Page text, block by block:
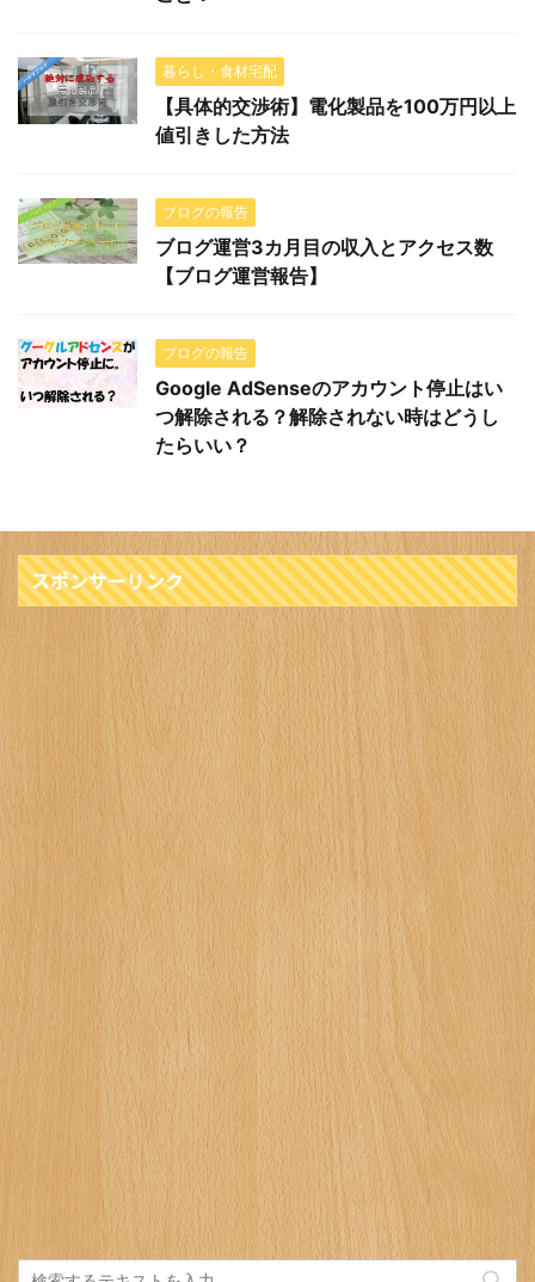
暮らし・食材宅配
【具体的交渉術】電化製品を100万円以上
値引きした方法
ブログの報告
ブログ運営3カ月目の収入とアクセス数
【ブログ運営報告】
ブログの報告
Google AdSenseのアカウント停止はい
つ解除される？解除されない時はどうし
たらいい？
スポンサーリンク